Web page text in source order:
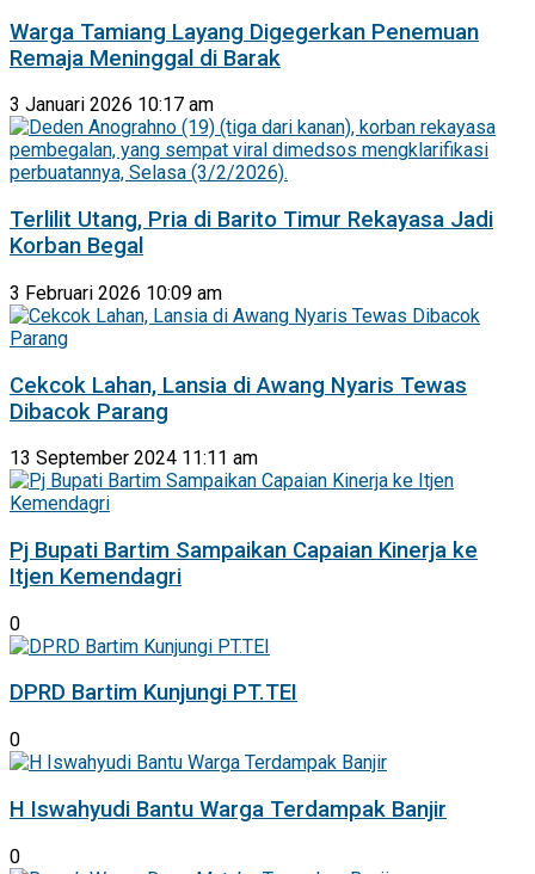
Warga Tamiang Layang Digegerkan Penemuan
Remaja Meninggal di Barak
3 Januari 2026 10:17 am
Terlilit Utang, Pria di Barito Timur Rekayasa Jadi
Korban Begal
3 Februari 2026 10:09 am
Cekcok Lahan, Lansia di Awang Nyaris Tewas
Dibacok Parang
13 September 2024 11:11 am
Pj Bupati Bartim Sampaikan Capaian Kinerja ke
Itjen Kemendagri
0
DPRD Bartim Kunjungi PT.TEI
0
H Iswahyudi Bantu Warga Terdampak Banjir
0